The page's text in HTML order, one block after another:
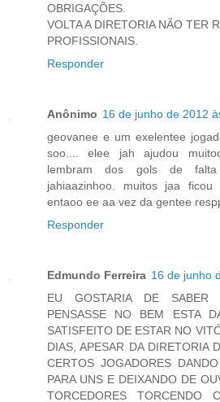
OBRIGAÇÕES.
VOLTA A DIRETORIA NÃO TER
PROFISSIONAIS.
Responder
Anônimo 16 de junho de 2012
geovanee e um exelentee
soo.... elee jah ajudou
lembram dos gols de
jahiaazinhoo. muitos jaa
entaoo ee aa vez da gentee
Responder
Edmundo Ferreira 16 de junho
EU GOSTARIA DE SABER
PENSASSE NO BEM ESTA
SATISFEITO DE ESTAR NO
DIAS, APESAR DA DIRETORIA
CERTOS JOGADORES
PARA UNS E DEIXANDO DE
TORCEDORES TORCENDO